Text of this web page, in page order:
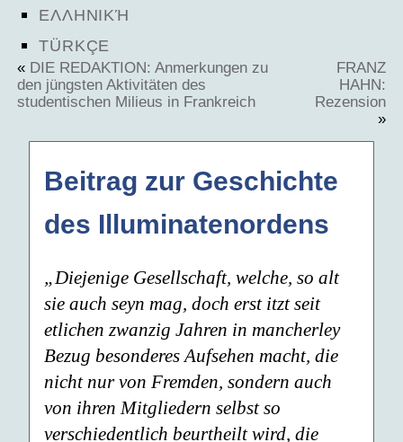
ΕΛΛΗΝΙΚΉ
TÜRKÇE
« DIE REDAKTION: Anmerkungen zu
den jüngsten Aktivitäten des
studentischen Milieus in Frankreich
FRANZ
HAHN:
Rezension
»
Beitrag zur Geschichte
des Illuminatenordens
„Diejenige Gesellschaft, welche, so alt
sie auch seyn mag, doch erst itzt seit
etlichen zwanzig Jahren in mancherley
Bezug besonderes Aufsehen macht, die
nicht nur von Fremden, sondern auch
von ihren Mitgliedern selbst so
verschiedentlich beurtheilt wird, die